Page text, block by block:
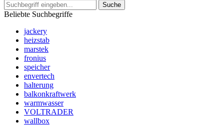
Suche
Beliebte Suchbegriffe
jackery
heizstab
marstek
fronius
speicher
envertech
halterung
balkonkraftwerk
warmwasser
VOLTRADER
wallbox